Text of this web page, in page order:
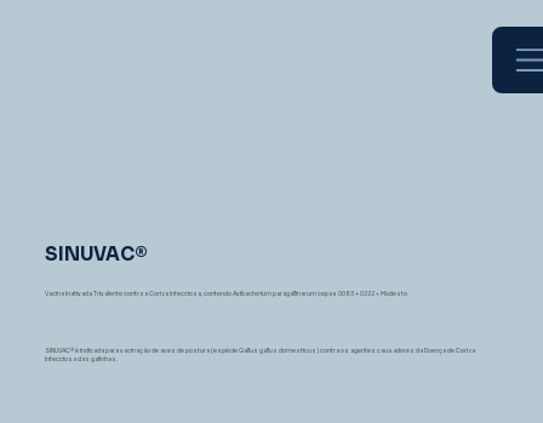
SINUVAC®
Vacina Inativada Trivalente contra a Coriza Infecciosa, contendo Avibacterium paragallinarum cepas 0083 + 0222 + Modesto
SINUVAC® é indicada para vacinação de aves de postura (espécie Gallus gallus domesticus) contra os agentes causadores da Doença de Coriza
Infecciosa das galinhas.